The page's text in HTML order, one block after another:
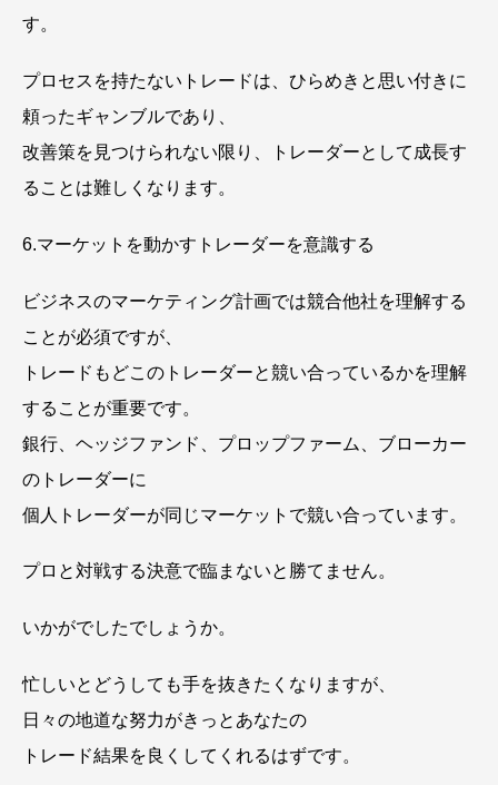
す。
プロセスを持たないトレードは、ひらめきと思い付きに
頼ったギャンブルであり、
改善策を見つけられない限り、トレーダーとして成長す
ることは難しくなります。
6.マーケットを動かすトレーダーを意識する
ビジネスのマーケティング計画では競合他社を理解する
ことが必須ですが、
トレードもどこのトレーダーと競い合っているかを理解
することが重要です。
銀行、ヘッジファンド、プロップファーム、ブローカー
のトレーダーに
個人トレーダーが同じマーケットで競い合っています。
プロと対戦する決意で臨まないと勝てません。
いかがでしたでしょうか。
忙しいとどうしても手を抜きたくなりますが、
日々の地道な努力がきっとあなたの
トレード結果を良くしてくれるはずです。